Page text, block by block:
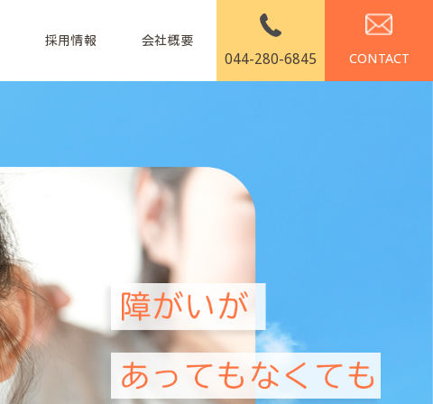
044-280-6845
採用情報 会社概要